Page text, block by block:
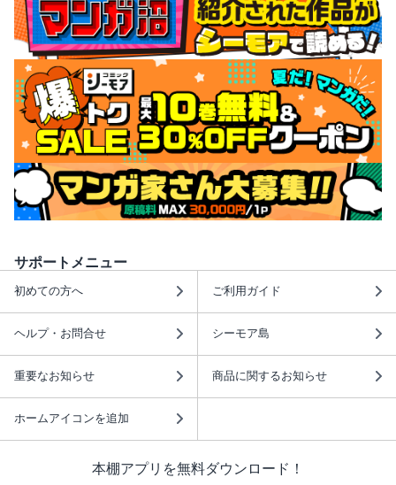
サポートメニュー
初めての方へ ご利用ガイド
ヘルプ・お問合せ シーモア島
重要なお知らせ 商品に関するお知らせ
ホームアイコンを追加
本棚アプリを無料ダウンロード！